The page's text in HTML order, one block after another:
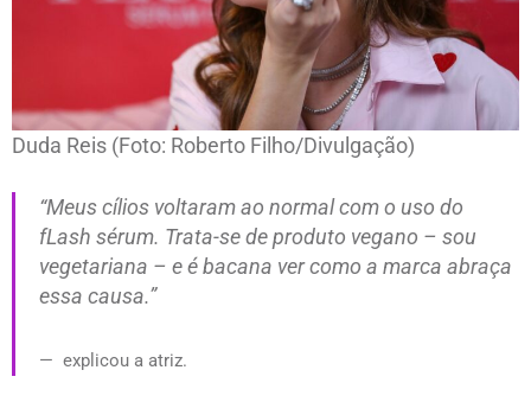
Duda Reis (Foto: Roberto Filho/Divulgação)
“Meus cílios voltaram ao normal com o uso do
fLash sérum. Trata-se de produto vegano – sou
vegetariana – e é bacana ver como a marca abraça
essa causa.”
explicou a atriz.